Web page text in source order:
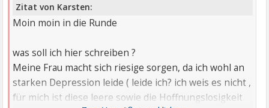
Zitat von Karsten:
Moin moin in die Runde
was soll ich hier schreiben ?
Meine Frau macht sich riesige sorgen, da ich wohl an
starken Depression leide ( leide ich? ich weis es nicht ,
für mich ist diese leere sowie die Hoffnungslosigkeit